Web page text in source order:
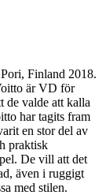
Finland 2018.
är VD för
de valde att kalla
har tagits fram
en stor del av
praktisk
De vill att det
även i ruggigt
med stilen.